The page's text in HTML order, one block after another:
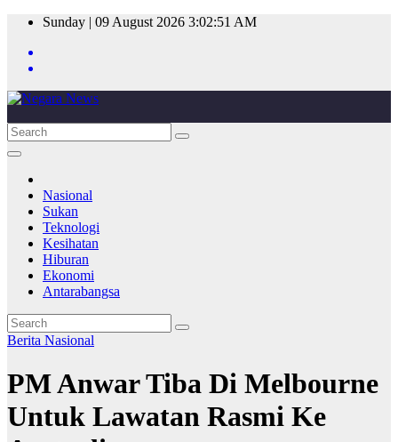
Skip
content
Sunday | 09 August 2026 3:02:51 AM
Nasional
Sukan
Teknologi
Kesihatan
Hiburan
Ekonomi
Antarabangsa
Berita Nasional
PM Anwar Tiba Di Melbourne
Untuk Lawatan Rasmi Ke